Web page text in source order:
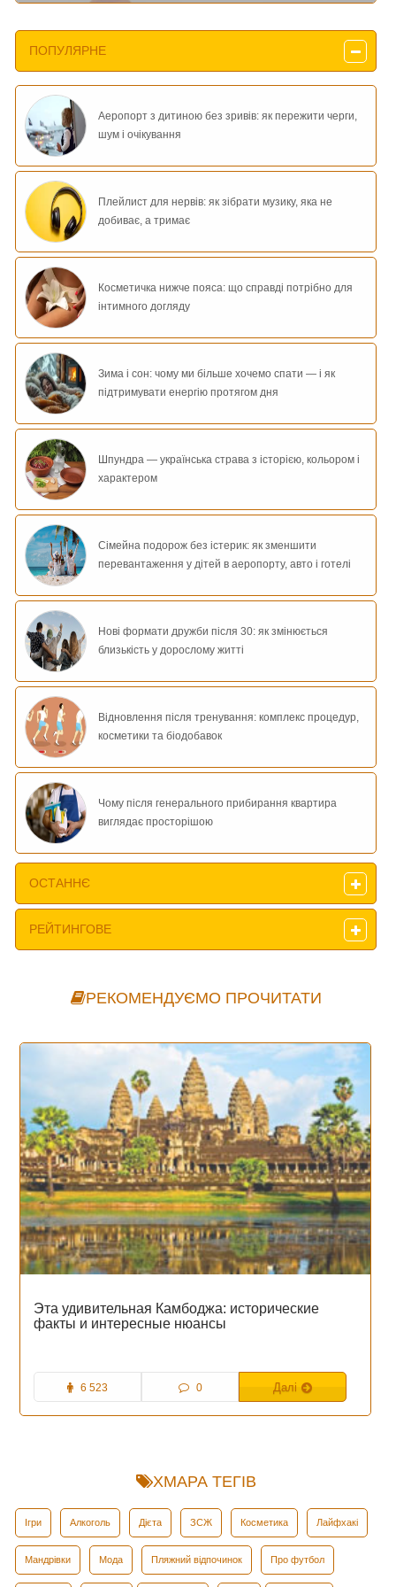
ПОПУЛЯРНЕ
Аеропорт з дитиною без зривів: як пережити черги,
шум і очікування
Плейлист для нервів: як зібрати музику, яка не
добиває, а тримає
Косметичка нижче пояса: що справді потрібно для
інтимного догляду
Зима і сон: чому ми більше хочемо спати — і як
підтримувати енергію протягом дня
Шпундра — українська страва з історією, кольором і
характером
Сімейна подорож без істерик: як зменшити
перевантаження у дітей в аеропорту, авто і готелі
Нові формати дружби після 30: як змінюється
близькість у дорослому житті
Відновлення після тренування: комплекс процедур,
косметики та біодобавок
Чому після генерального прибирання квартира
виглядає просторішою
ОСТАННЄ
РЕЙТИНГОВЕ
РЕКОМЕНДУЄМО ПРОЧИТАТИ
Эта удивительная Камбоджа: исторические
факты и интересные нюансы
6 523 0 Далі
ХМАРА ТЕГІВ
Ігри Алкоголь Дієта ЗСЖ Косметика Лайфхакі
Мандрівки Мода Пляжний відпочинок Про футбол